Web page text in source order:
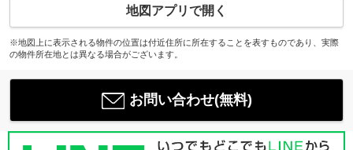
地図アプリで開く
※地図上に表示される物件の位置は付近住所に所在することを表すものであり、実際
の物件所在地とは異なる場合がございます。
お問い合わせ(無料)